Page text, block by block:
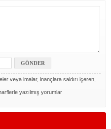
veya imalar, inançlara saldırı içeren,
yazılmış yorumlar